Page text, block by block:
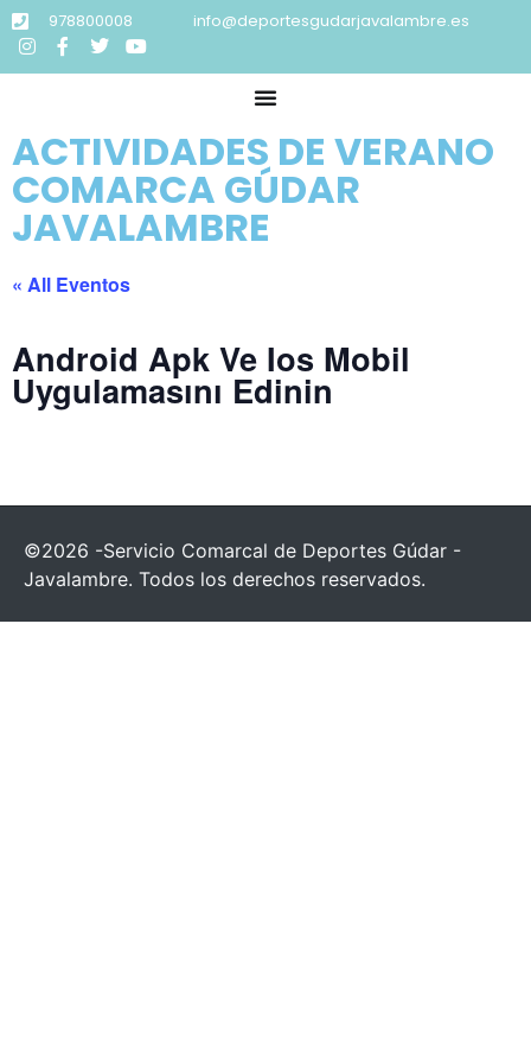
978800008 info@deportesgudarjavalambre.es
ACTIVIDADES DE VERANO
COMARCA GÚDAR
JAVALAMBRE
« All Eventos
Android Apk Ve Ios Mobil
Uygulamasını Edinin
©2026 -Servicio Comarcal de Deportes Gúdar -
Javalambre. Todos los derechos reservados.